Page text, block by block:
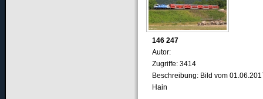
146 247
Autor:
Zugriffe: 3414
Beschreibung: Bild vom
Hain